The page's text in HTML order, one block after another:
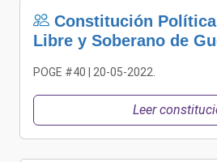
Constitución
Libre y Soberano de
POGE #40 | 20-05-2022.
Leer